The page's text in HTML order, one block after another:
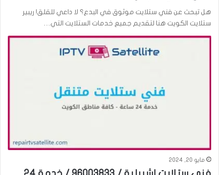
هل تبحث عن فني ستلايت موثوق في البدع؟ لا داعي للقلق! ريبير
ستلايت الكويت هنا لتقديم جميع خدمات الستلايت التي…
مايو 20, 2024